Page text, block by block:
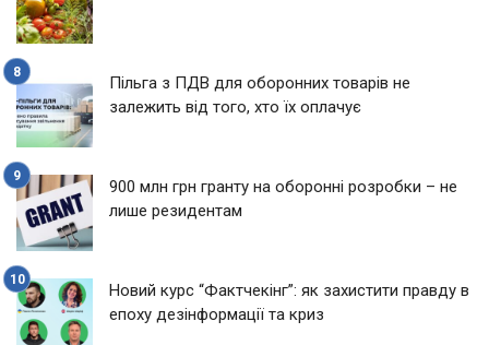
Пільга з ПДВ для оборонних товарів не
залежить від того, хто їх оплачує
900 млн грн гранту на оборонні розробки – не
лише резидентам
Новий курс “Фактчекінг”: як захистити правду в
епоху дезінформації та криз